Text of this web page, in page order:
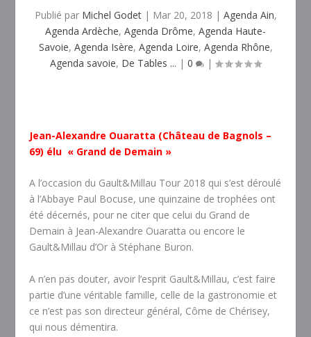
Publié par Michel Godet| Mar 20, 2018 | Agenda Ain,
Agenda Ardèche, Agenda Drôme, Agenda Haute-
Savoie, Agenda Isère, Agenda Loire, Agenda Rhône,
Agenda savoie, De Tables ... | 0 |
Jean-Alexandre Ouaratta (Château de Bagnols –
69) élu « Grand de Demain »
A l’occasion du Gault&Millau Tour 2018 qui s’est déroulé
à l’Abbaye Paul Bocuse, une quinzaine de trophées ont
été décernés, pour ne citer que celui du Grand de
Demain à Jean-Alexandre Ouaratta ou encore le
Gault&Millau d’Or à Stéphane Buron.
A n’en pas douter, avoir l’esprit Gault&Millau, c’est faire
partie d’une véritable famille, celle de la gastronomie et
ce n’est pas son directeur général, Côme de Chérisey,
qui nous démentira.